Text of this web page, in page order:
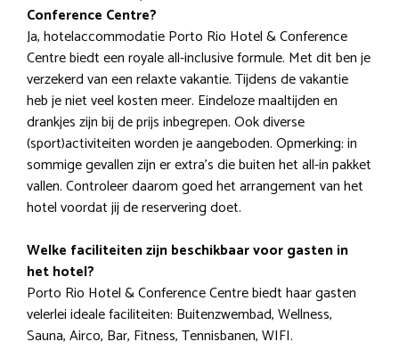
Conference Centre?
Ja, hotelaccommodatie Porto Rio Hotel & Conference
Centre biedt een royale all-inclusive formule. Met dit ben je
verzekerd van een relaxte vakantie. Tijdens de vakantie
heb je niet veel kosten meer. Eindeloze maaltijden en
drankjes zijn bij de prijs inbegrepen. Ook diverse
(sport)activiteiten worden je aangeboden. Opmerking: in
sommige gevallen zijn er extra’s die buiten het all-in pakket
vallen. Controleer daarom goed het arrangement van het
hotel voordat jij de reservering doet.
Welke faciliteiten zijn beschikbaar voor gasten in
het hotel?
Porto Rio Hotel & Conference Centre biedt haar gasten
velerlei ideale faciliteiten: Buitenzwembad, Wellness,
Sauna, Airco, Bar, Fitness, Tennisbanen, WIFI.